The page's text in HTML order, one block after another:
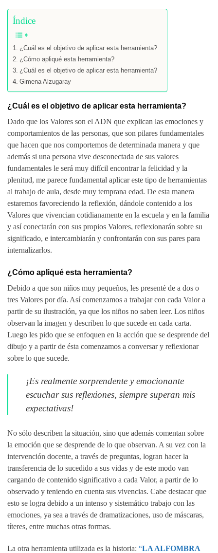
Índice
¿Cuál es el objetivo de aplicar esta herramienta?
¿Cómo apliqué esta herramienta?
¿Cuál es el objetivo de aplicar esta herramienta?
Gimena Alzugaray
¿Cuál es el objetivo de aplicar esta herramienta?
Dado que los Valores son el ADN que explican las emociones y
comportamientos de las personas, que son pilares fundamentales
que hacen que nos comportemos de determinada manera y que
además si una persona vive desconectada de sus valores
fundamentales le será muy difícil encontrar la felicidad y la
plenitud, me parece fundamental aplicar este tipo de herramientas
al trabajo de aula, desde muy temprana edad. De esta manera
estaremos favoreciendo la reflexión, dándole contenido a los
Valores que vivencian cotidianamente en la escuela y en la familia
y así conectarán con sus propios Valores, reflexionarán sobre su
significado, e intercambiarán y confrontarán con sus pares para
internalizarlos.
¿Cómo apliqué esta herramienta?
Debido a que son niños muy pequeños, les presenté de a dos o
tres Valores por día. Así comenzamos a trabajar con cada Valor a
partir de su ilustración, ya que los niños no saben leer. Los niños
observan la imagen y describen lo que sucede en cada carta.
Luego les pido que se enfoquen en la acción que se desprende del
dibujo y a partir de ésta comenzamos a conversar y reflexionar
sobre lo que sucede.
¡Es realmente sorprendente y emocionante
escuchar sus reflexiones, siempre superan mis
expectativas!
No sólo describen la situación, sino que además comentan sobre
la emoción que se desprende de lo que observan. A su vez con la
intervención docente, a través de preguntas, logran hacer la
transferencia de lo sucedido a sus vidas y de este modo van
cargando de contenido significativo a cada Valor, a partir de lo
observado y teniendo en cuenta sus vivencias. Cabe destacar que
esto se logra debido a un intenso y sistemático trabajo con las
emociones, ya sea a través de dramatizaciones, uso de máscaras,
títeres, entre muchas otras formas.
La otra herramienta utilizada es la historia: “LA ALFOMBRA